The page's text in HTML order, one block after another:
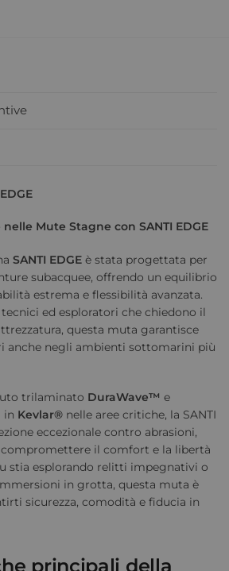
Mute Stagne con SANTI EDGE
SANTI EDGE è stata progettata per
subacquee, offrendo un equilibrio
estrema e flessibilità avanzata.
ed esploratori che chiedono il
questa muta garantisce
anche negli ambienti sottomarini più
trilaminato DuraWave™ e
in Kevlar® nelle aree critiche, la SANTI
eccezionale contro abrasioni,
compromettere il comfort e la libertà
stia esplorando relitti impegnativi o
in grotta, questa muta è
sicurezza, comodità e fiducia in
principali della